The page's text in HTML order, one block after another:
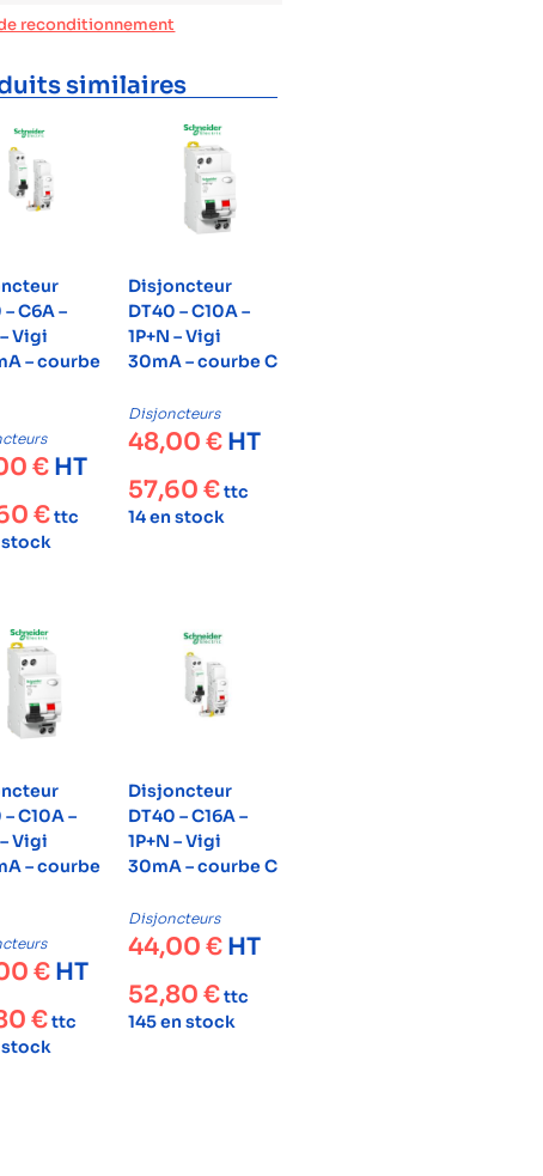
reconditionnement
similaires
C6A –
Vigi
– courbe
€ HT
€ttc
stock
Disjoncteur
DT40 – C10A –
1P+N – Vigi
30mA – courbe C
Disjoncteurs
48,00 € HT
57,60 €ttc
14 en stock
C10A –
Vigi
– courbe
€ HT
€ttc
stock
Disjoncteur
DT40 – C16A –
1P+N – Vigi
30mA – courbe C
Disjoncteurs
44,00 € HT
52,80 €ttc
145 en stock